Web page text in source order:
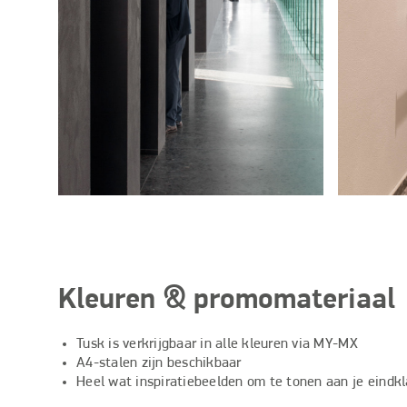
Kleuren & promomateriaal
Tusk is verkrijgbaar in alle kleuren via MY-MX
A4-stalen zijn beschikbaar
Heel wat inspiratiebeelden om te tonen aan je